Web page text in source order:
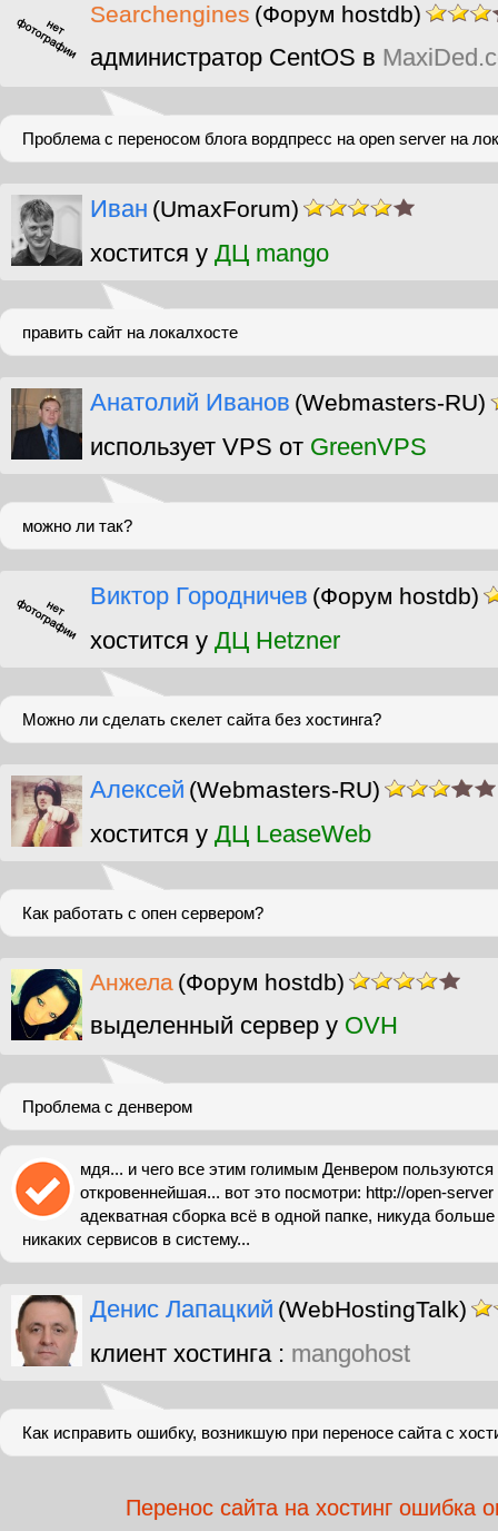
Searchengines (Форум hostdb)
администратор CentOS в
Проблема с переносом блога вордпресс на open server на
Иван (UmaxForum)
хостится у ДЦ mango
править сайт на локалхосте
Анатолий Иванов (Webmasters-RU)
использует VPS от GreenVPS
можно ли так?
Виктор Городничев (Форум hostdb)
хостится у ДЦ Hetzner
Можно ли сделать скелет сайта без хостинга?
Алексей (Webmasters-RU)
хостится у ДЦ LeaseWeb
Как работать с опен сервером?
Анжела (Форум hostdb)
выделенный сервер у OVH
Проблема с денвером
мдя... и чего все этим голимым Денвером
откровеннейшая... вот это посмотри: http://open-
адекватная сборка всё в одной папке, никуда больше
никаких сервисов в систему...
Денис Лапацкий (WebHostingTalk)
клиент хостинга : mangohost
Как исправить ошибку, возникшую при переносе сайта с
Перенос сайта на хостинг ошибка